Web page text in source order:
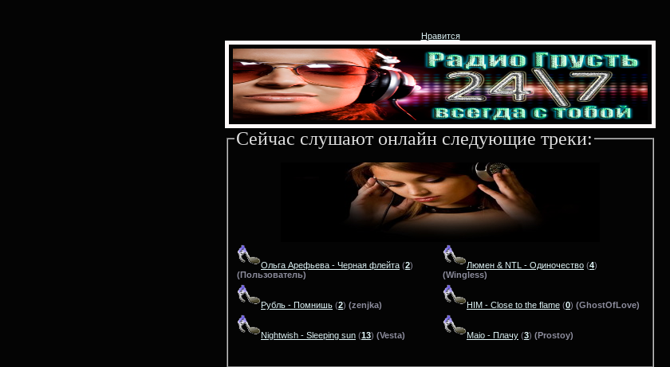
Нравится
Сейчас слушают онлайн следующие треки:
Ольга Арефьева - Черная флейта (2)
(Пользователь)
Люмен & NTL - Одиночество (4)
(Wingless)
Рубль - Помнишь (2) (zenjka) HIM - Close to the flame (0) (GhostOfLove)
Nightwish - Sleeping sun (13) (Vesta) Maio - Плачу (3) (Prostoy)